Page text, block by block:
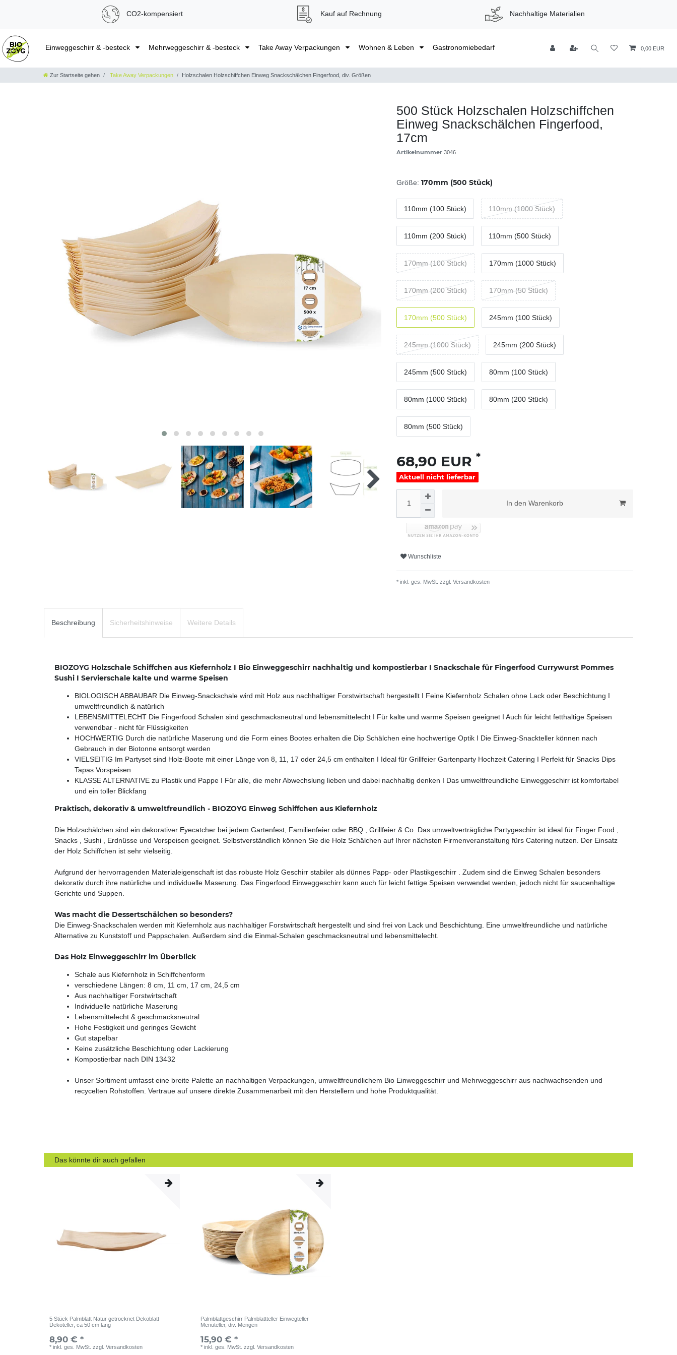
CO2-kompensiert Kauf auf Rechnung Nachhaltige Materialien
Einweggeschirr & -besteck Mehrweggeschirr & -besteck Take Away Verpackungen Wohnen & Leben Gastronomiebedarf 0,00 EUR
Zur Startseite gehen Take Away Verpackungen Holzschalen Holzschiffchen Einweg Snackschälchen Fingerfood, div. Größen
500 Stück Holzschalen Holzschiffchen
Einweg Snackschälchen Fingerfood,
17cm
Artikelnummer 3046
Größe: 170mm (500 Stück)
110mm (100 Stück) 110mm (1000 Stück)
110mm (200 Stück) 110mm (500 Stück)
170mm (100 Stück) 170mm (1000 Stück)
170mm (200 Stück) 170mm (50 Stück)
170mm (500 Stück) 245mm (100 Stück)
245mm (1000 Stück) 245mm (200 Stück)
245mm (500 Stück) 80mm (100 Stück)
80mm (1000 Stück) 80mm (200 Stück)
80mm (500 Stück)
68,90 EUR *
Aktuell nicht lieferbar
In den Warenkorb
Wunschliste
* inkl. ges. MwSt. zzgl. Versandkosten
Beschreibung Sicherheitshinweise Weitere Details
BIOZOYG Holzschale Schiffchen aus Kiefernholz I Bio Einweggeschirr nachhaltig und kompostierbar I Snackschale für Fingerfood Currywurst Pommes
Sushi I Servierschale kalte und warme Speisen
BIOLOGISCH ABBAUBAR Die Einweg-Snackschale wird mit Holz aus nachhaltiger Forstwirtschaft hergestellt I Feine Kiefernholz Schalen ohne Lack oder Beschichtung I
umweltfreundlich & natürlich
LEBENSMITTELECHT Die Fingerfood Schalen sind geschmacksneutral und lebensmittelecht I Für kalte und warme Speisen geeignet I Auch für leicht fetthaltige Speisen
verwendbar - nicht für Flüssigkeiten
HOCHWERTIG Durch die natürliche Maserung und die Form eines Bootes erhalten die Dip Schälchen eine hochwertige Optik I Die Einweg-Snackteller können nach
Gebrauch in der Biotonne entsorgt werden
VIELSEITIG Im Partyset sind Holz-Boote mit einer Länge von 8, 11, 17 oder 24,5 cm enthalten I Ideal für Grillfeier Gartenparty Hochzeit Catering I Perfekt für Snacks Dips
Tapas Vorspeisen
KLASSE ALTERNATIVE zu Plastik und Pappe I Für alle, die mehr Abwechslung lieben und dabei nachhaltig denken I Das umweltfreundliche Einweggeschirr ist komfortabel
und ein toller Blickfang
Praktisch, dekorativ & umweltfreundlich - BIOZOYG Einweg Schiffchen aus Kiefernholz
Die Holzschälchen sind ein dekorativer Eyecatcher bei jedem Gartenfest, Familienfeier oder BBQ , Grillfeier & Co. Das umweltverträgliche Partygeschirr ist ideal für Finger Food ,
Snacks , Sushi , Erdnüsse und Vorspeisen geeignet. Selbstverständlich können Sie die Holz Schälchen auf Ihrer nächsten Firmenveranstaltung fürs Catering nutzen. Der Einsatz
der Holz Schiffchen ist sehr vielseitig.
Aufgrund der hervorragenden Materialeigenschaft ist das robuste Holz Geschirr stabiler als dünnes Papp- oder Plastikgeschirr . Zudem sind die Einweg Schalen besonders
dekorativ durch ihre natürliche und individuelle Maserung. Das Fingerfood Einweggeschirr kann auch für leicht fettige Speisen verwendet werden, jedoch nicht für saucenhaltige
Gerichte und Suppen.
Was macht die Dessertschälchen so besonders?
Die Einweg-Snackschalen werden mit Kiefernholz aus nachhaltiger Forstwirtschaft hergestellt und sind frei von Lack und Beschichtung. Eine umweltfreundliche und natürliche
Alternative zu Kunststoff und Pappschalen. Außerdem sind die Einmal-Schalen geschmacksneutral und lebensmittelecht.
Das Holz Einweggeschirr im Überblick
Schale aus Kiefernholz in Schiffchenform
verschiedene Längen: 8 cm, 11 cm, 17 cm, 24,5 cm
Aus nachhaltiger Forstwirtschaft
Individuelle natürliche Maserung
Lebensmittelecht & geschmacksneutral
Hohe Festigkeit und geringes Gewicht
Gut stapelbar
Keine zusätzliche Beschichtung oder Lackierung
Kompostierbar nach DIN 13432
Unser Sortiment umfasst eine breite Palette an nachhaltigen Verpackungen, umweltfreundlichem Bio Einweggeschirr und Mehrweggeschirr aus nachwachsenden und
recycelten Rohstoffen. Vertraue auf unsere direkte Zusammenarbeit mit den Herstellern und hohe Produktqualität.
Das könnte dir auch gefallen
5 Stück Palmblatt Natur getrocknet Dekoblatt
Dekoteller, ca 50 cm lang
8,90 € *
*inkl. ges. MwSt. zzgl.Versandkosten
Palmblattgeschirr Palmblattteller Einwegteller
Menüteller, div. Mengen
15,90 € *
*inkl. ges. MwSt. zzgl.Versandkosten